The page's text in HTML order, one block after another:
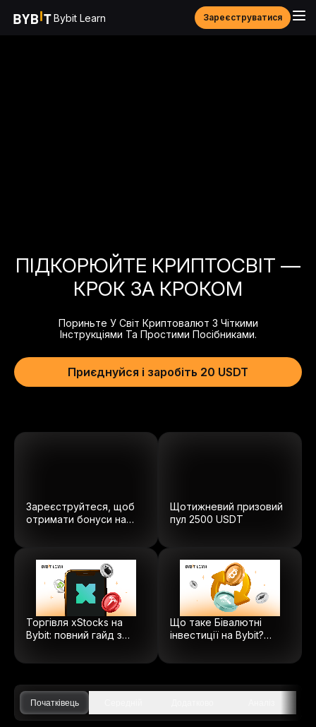
Bybit Learn Зареєструватися
ПІДКОРЮЙТЕ КРИПТОСВІТ —
КРОК ЗА КРОКОМ
Пориньте У Світ Криптовалют З Чіткими
Інструкціями Та Простими Посібниками.
Приєднуйся і заробіть 20 USDT
Зареєструйтеся, щоб
отримати бонуси на
Щотижневий призовий
пул 2500 USDT
Торгівля xStocks на
Bybit: повний гайд з
Що таке Бівалютні
інвестиції на Bybit?
Початківець